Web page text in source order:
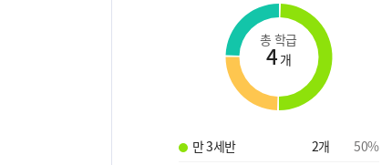
총 학급
4 개
만 3세반 2개 50%